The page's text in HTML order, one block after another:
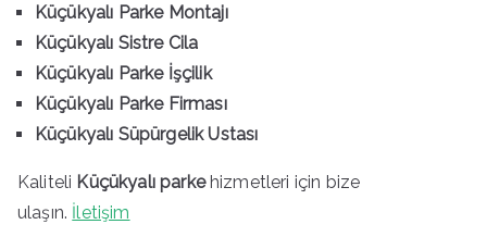
Küçükyalı Parke Montajı
Küçükyalı Sistre Cila
Küçükyalı Parke İşçilik
Küçükyalı Parke Firması
Küçükyalı Süpürgelik Ustası
Kaliteli Küçükyalı parkehizmetleri için bize
ulaşın. İletişim